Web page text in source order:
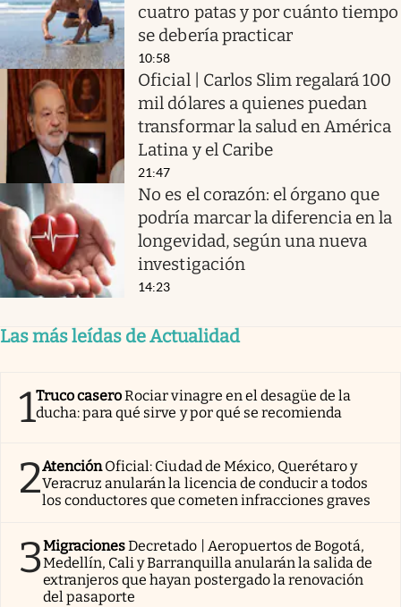
cuatro patas y por cuánto tiempo
se debería practicar
10:58
Oficial | Carlos Slim regalará 100
mil dólares a quienes puedan
transformar la salud en América
Latina y el Caribe
21:47
No es el corazón: el órgano que
podría marcar la diferencia en la
longevidad, según una nueva
investigación
14:23
Las más leídas de Actualidad
1Truco caseroRociar vinagre en el desagüe de la
ducha: para qué sirve y por qué se recomienda
2AtenciónOficial: Ciudad de México, Querétaro y
Veracruz anularán la licencia de conducir a todos
los conductores que cometen infracciones graves
3MigracionesDecretado | Aeropuertos de Bogotá,
Medellín, Cali y Barranquilla anularán la salida de
extranjeros que hayan postergado la renovación
del pasaporte